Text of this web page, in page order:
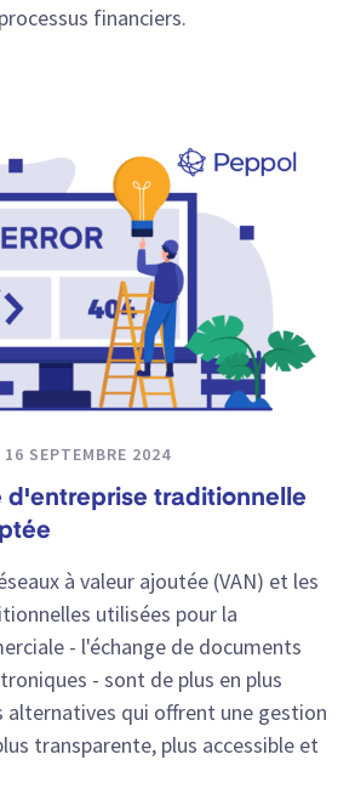
financiers.
16 SEPTEMBRE 2024
d'entreprise traditionnelle
à valeur ajoutée (VAN) et les
utilisées pour la
- l'échange de documents
- sont de plus en plus
alternatives qui offrent une gestion
transparente, plus accessible et